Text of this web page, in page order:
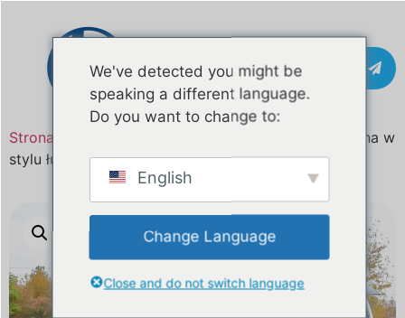
Kontakt
Strona główna
/ Przyczepa gastronomiczna w
stylu łukowym o długości 3,5 m
We've detected you might be
speaking a different language.
Do you want to change to:
English
Change Language
Close and do not switch language